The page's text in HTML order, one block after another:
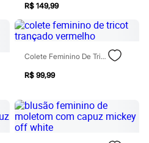
R$ 149,99
Colete Feminino De Tricot Trançado Vermelho
R$ 99,99